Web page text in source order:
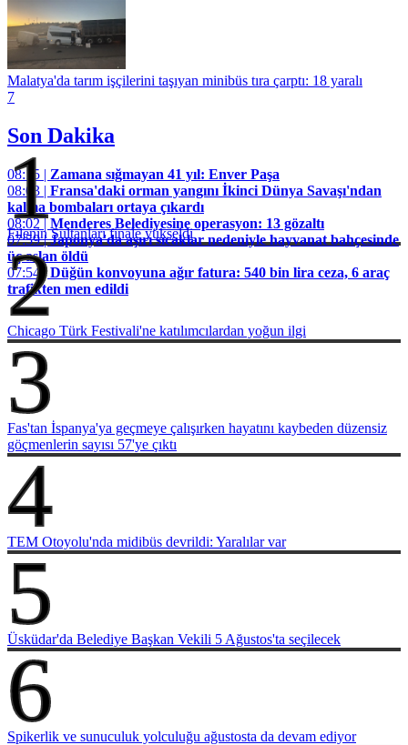
Malatya'da tarım işçilerini taşıyan minibüs tıra çarptı: 18 yaralı
7
Son Dakika
08:15 | Zamana sığmayan 41 yıl: Enver Paşa
08:03 | Fransa'daki orman yangını İkinci Dünya Savaşı'ndan
kalma bombaları ortaya çıkardı
08:02 |Menderes Belediyesine operasyon: 13 gözaltı
07:59 |Japonya'da aşırı sıcaklar nedeniyle hayvanat bahçesinde
üç aslan öldü
07:54 |Düğün konvoyuna ağır fatura: 540 bin lira ceza, 6 araç
trafikten men edildi
1
Filenin Sultanları finale yükseldi
2
Chicago Türk Festivali'ne katılımcılardan yoğun ilgi
3
Fas'tan İspanya'ya geçmeye çalışırken hayatını kaybeden düzensiz
göçmenlerin sayısı 57'ye çıktı
4
TEM Otoyolu'nda midibüs devrildi: Yaralılar var
5
Üsküdar'da Belediye Başkan Vekili 5 Ağustos'ta seçilecek
6
Spikerlik ve sunuculuk yolculuğu ağustosta da devam ediyor